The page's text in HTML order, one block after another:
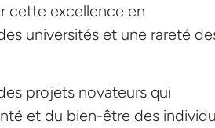
cette excellence en
universités et une rareté
projets novateurs qui
et du bien-être des